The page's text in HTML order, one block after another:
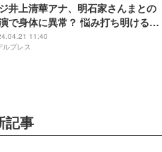
井上清華アナ、明石家さんまとの
で身体に異常？ 悩み打ち明ける
れ果てて」
11:40
ルプレス
記事